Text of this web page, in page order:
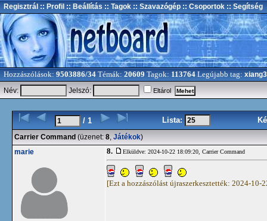
Regisztrál :: Profil :: Beállítás :: Tagok :: Szavazógép :: Csoportok :: Segítség
Hozzászólások: 9503886/34 Témák: 20609 Tagok: 113764 Legújabb tag:
Név:
Jelszó: Eltárol
/ 1 Lista:
Carrier Command (üzenet: 8, Játékok)
marie
8. Elküldve: 2024-10-22 18:09:20, Carrier Command
[Ezt a hozzászólást újraszerkesztették: 2024-10-